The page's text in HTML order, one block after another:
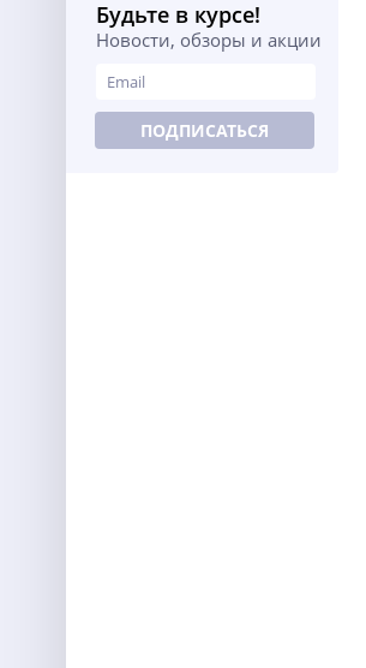
Будьте в курсе!
Новости, обзоры и акции
ПОДПИСАТЬСЯ